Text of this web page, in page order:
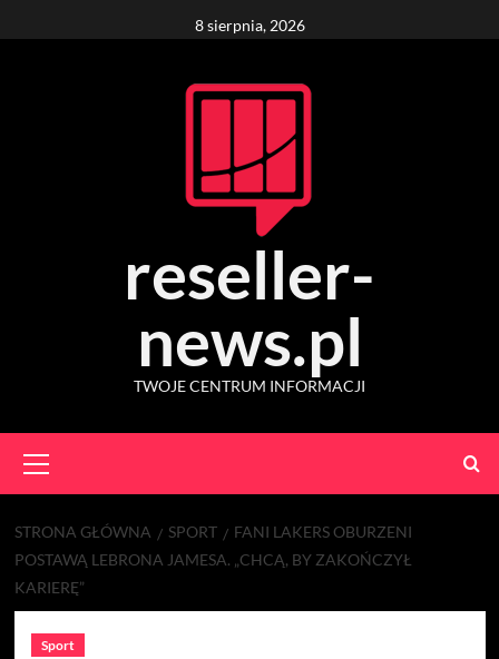
to
8 sierpnia, 2026
reseller-
news.pl
TWOJE CENTRUM INFORMACJI
Menu
STRONA GŁÓWNA SPORT
FANI LAKERS OBURZENI
POSTAWĄ LEBRONA JAMESA. „CHCĄ, BY ZAKOŃCZYŁ
KARIERĘ”
Sport